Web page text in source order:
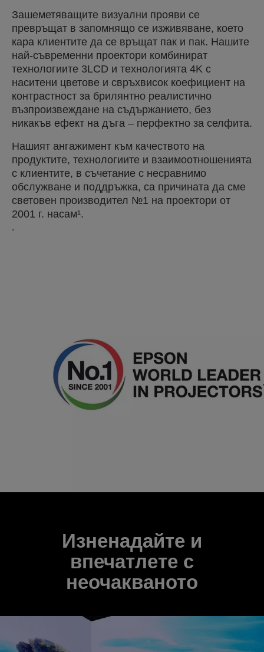
Зашеметяващите визуални прояви се
превръщат в запомнящо се изживяване, което
кара клиентите да се връщат пак и пак. Нашите
най-съвременни проектори комбинират
технологиите 3LCD и технологията 4K с
наситени цветове и свръхвисок коефициент на
контрастност за брилянтно реалистично
възпроизвеждане на съдържанието, без
никакъв ефект на дъга – перфектно за селфита.
Нашият ангажимент към качеството на
продуктите, технологиите и взаимоотношенията
с клиентите, в съчетание с несравнимо
обслужване и поддръжка, са причината да сме
световен производител №1 на проектори от
2001 г. насам¹.
.
Изненадайте и
впечатлете с
неочакваното